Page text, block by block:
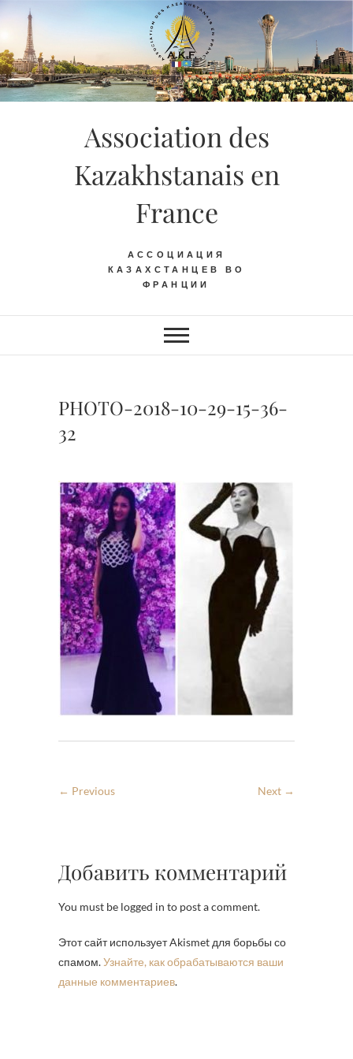
Skip
content
Association des
Kazakhstanais en
France
АССОЦИАЦИЯ
КАЗАХСТАНЦЕВ ВО
ФРАНЦИИ
PHOTO-2018-10-29-15-36-
32
← Previous Next →
Добавить комментарий
You must be logged in to post a comment.
Этот сайт использует Akismet для борьбы со
спамом.Узнайте, как обрабатываются ваши
данные комментариев.